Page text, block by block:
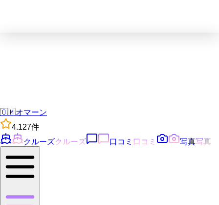
🇴🇲オマーン
4.127件
クルーズクルーズ 口コミ 口コミ 写真写真